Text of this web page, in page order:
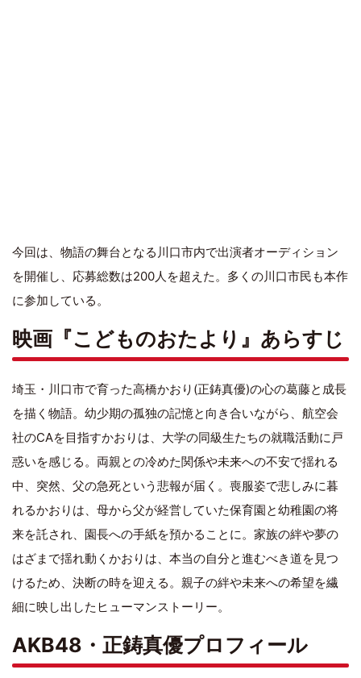
今回は、物語の舞台となる川口市内で出演者オーディション
を開催し、応募総数は200人を超えた。多くの川口市民も本作
に参加している。
映画『こどものおたより』あらすじ
埼玉・川口市で育った高橋かおり(正鋳真優)の心の葛藤と成長
を描く物語。幼少期の孤独の記憶と向き合いながら、航空会
社のCAを目指すかおりは、大学の同級生たちの就職活動に戸
惑いを感じる。両親との冷めた関係や未来への不安で揺れる
中、突然、父の急死という悲報が届く。喪服姿で悲しみに暮
れるかおりは、母から父が経営していた保育園と幼稚園の将
来を託され、園長への手紙を預かることに。家族の絆や夢の
はざまで揺れ動くかおりは、本当の自分と進むべき道を見つ
けるため、決断の時を迎える。親子の絆や未来への希望を繊
細に映し出したヒューマンストーリー。
AKB48・正鋳真優プロフィール